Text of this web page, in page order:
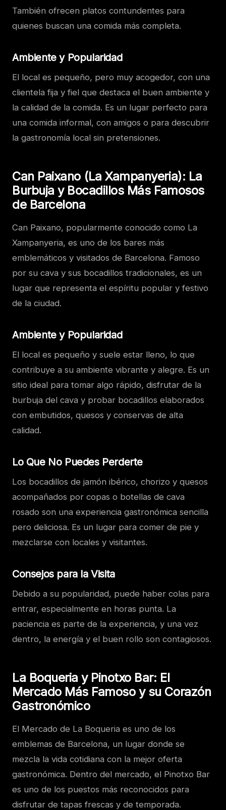
También ofrecen platos contundentes para
quienes buscan una comida más completa.
Ambiente y Popularidad
El local es pequeño, pero muy acogedor, con una
clientela fija y fiel que destaca el buen ambiente y
la calidad de la comida. Es un lugar perfecto para
una comida informal, con amigos o para descubrir
la gastronomía local sin pretensiones.
Can Paixano (La Xampanyeria): La
Burbuja y Bocadillos Más Famosos
de Barcelona
Can Paixano, popularmente conocido como La
Xampanyeria, es uno de los bares más
emblemáticos y visitados de Barcelona. Famoso
por su cava y sus bocadillos tradicionales, es un
lugar que representa el espíritu popular y festivo
de la ciudad.
Ambiente y Popularidad
El local es pequeño y suele estar lleno, lo que
contribuye a su ambiente vibrante y alegre. Es un
sitio ideal para tomar algo rápido, disfrutar de la
burbuja del cava y probar bocadillos elaborados
con embutidos, quesos y conservas de alta
calidad.
Lo Que No Puedes Perderte
Los bocadillos de jamón ibérico, chorizo y quesos
acompañados por copas o botellas de cava
rosado son una experiencia gastronómica sencilla
pero deliciosa. Es un lugar para comer de pie y
mezclarse con locales y visitantes.
Consejos para la Visita
Debido a su popularidad, puede haber colas para
entrar, especialmente en horas punta. La
paciencia es parte de la experiencia, y una vez
dentro, la energía y el buen rollo son contagiosos.
La Boqueria y Pinotxo Bar: El
Mercado Más Famoso y su Corazón
Gastronómico
El Mercado de La Boqueria es uno de los
emblemas de Barcelona, un lugar donde se
mezcla la vida cotidiana con la mejor oferta
gastronómica. Dentro del mercado, el Pinotxo Bar
es uno de los puestos más reconocidos para
disfrutar de tapas frescas y de temporada.